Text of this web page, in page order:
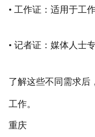
• 工作证：适用于工
• 记者证：媒体人士
了解这些不同需求后
工作。
重庆